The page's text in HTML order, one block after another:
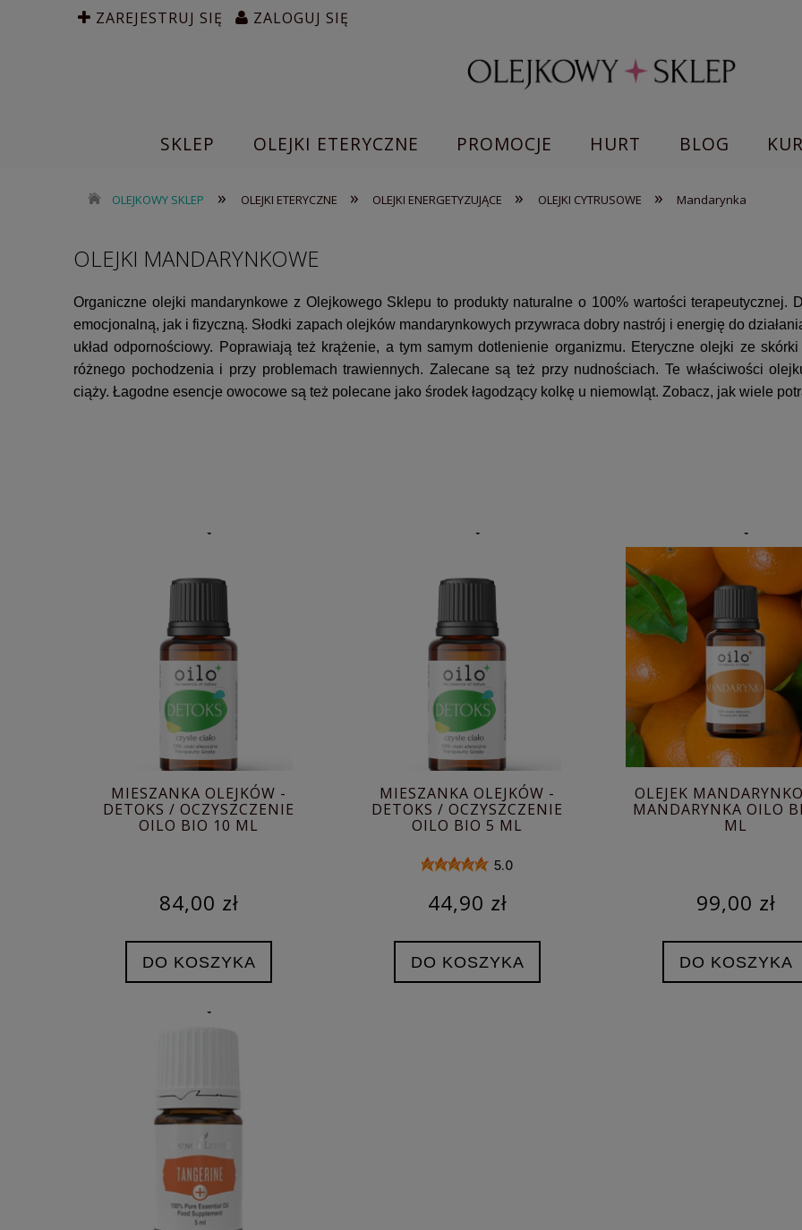
ZAREJESTRUJ SIĘ ZALOGUJ SIĘ
SKLEP OLEJKI ETERYCZNE PROMOCJE HURT BLOG
OLEJKOWY SKLEP » OLEJKI ETERYCZNE » OLEJKI ENERGETYZUJĄCE » OLEJKI CYTRUSOWE » Mandarynka
OLEJKI MANDARYNKOWE
Organiczne olejki mandarynkowe z Olejkowego Sklepu to produkty naturalne o 100% wartości terapeutycznej.
emocjonalną, jak i fizyczną. Słodki zapach olejków mandarynkowych przywraca dobry nastrój i energię do
układ odpornościowy. Poprawiają też krążenie, a tym samym dotlenienie organizmu. Eteryczne olejki ze
różnego pochodzenia i przy problemach trawiennych. Zalecane są też przy nudnościach. Te właściwości
ciąży. Łagodne esencje owocowe są też polecane jako środek łagodzący kolkę u niemowląt. Zobacz, jak wiele
MIESZANKA OLEJKÓW -
DETOKS / OCZYSZCZENIE
OILO BIO 10 ML
84,00 zł
DO KOSZYKA
MIESZANKA OLEJKÓW -
DETOKS / OCZYSZCZENIE
OILO BIO 5 ML
5.0
44,90 zł
DO KOSZYKA
OLEJEK
MANDARYNKA OILO
ML
99,00 zł
DO KOSZYKA